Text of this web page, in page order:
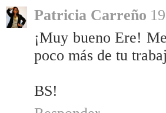
Patricia Carreño
¡Muy bueno Ere!
poco más de tu
BS!